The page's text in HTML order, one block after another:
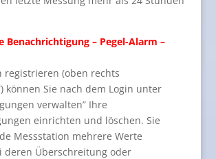
Benachrichtigung – Pegel-Alarm –
registrieren (oben rechts
können Sie nach dem Login unter
verwalten” Ihre
einrichten und löschen. Sie
Messstation mehrere Werte
deren Überschreitung oder